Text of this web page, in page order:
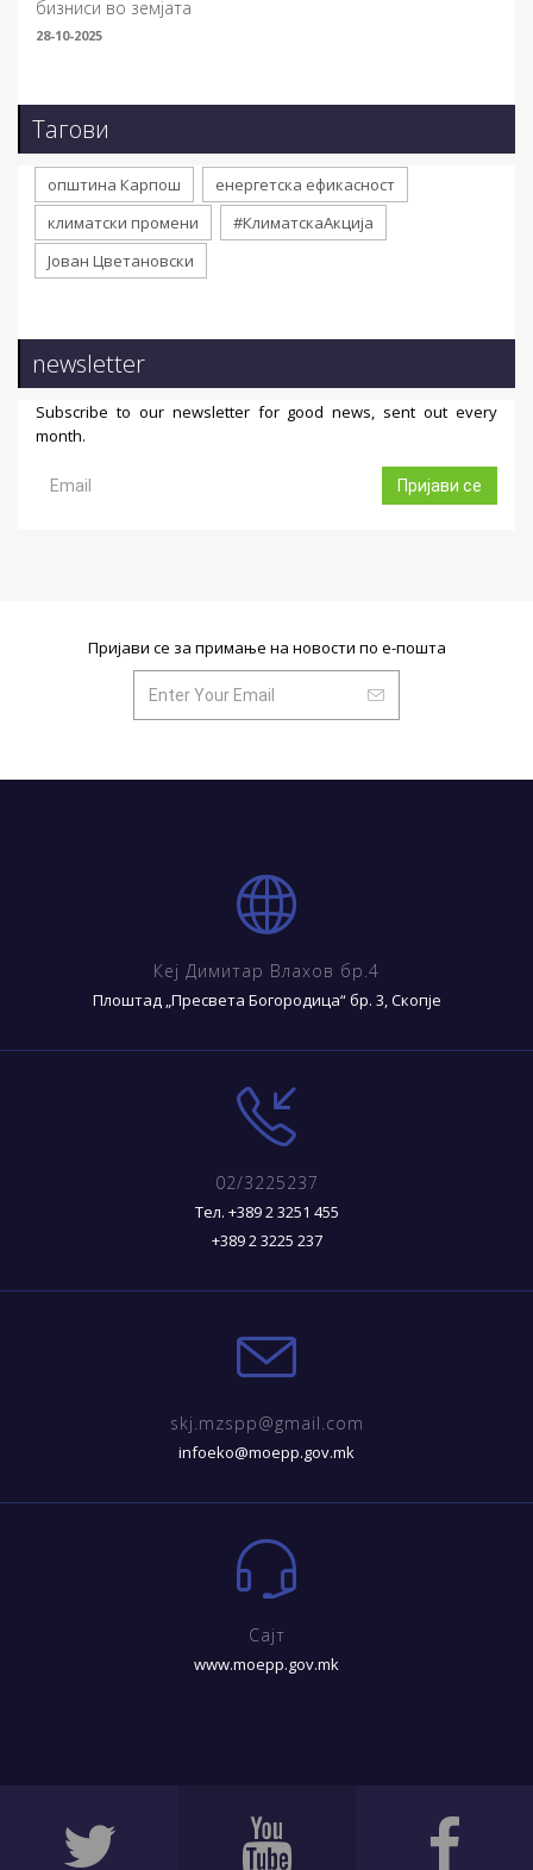
бизниси во земјата
28-10-2025
Тагови
општина Карпош
енергетска ефикасност
климатски промени
#КлиматскаАкција
Јован Цветановски
newsletter
Subscribe to our newsletter for good news, sent out every
month.
Пријави се
Пријави се за примање на новости по е-пошта
Кеј Димитар Влахов бр.4
Плоштад „Пресвета Богородица“ бр. 3, Скопје
02/3225237
Тел. +389 2 3251 455
+389 2 3225 237
skj.mzspp@gmail.com
infoeko@moepp.gov.mk
Сајт
www.moepp.gov.mk